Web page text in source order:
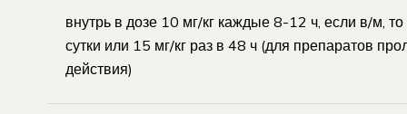
внутрь в дозе 10 мг/кг каждые 8-12 ч, если в/м, то
сутки или 15 мг/кг раз в 48 ч (для препаратов
действия)